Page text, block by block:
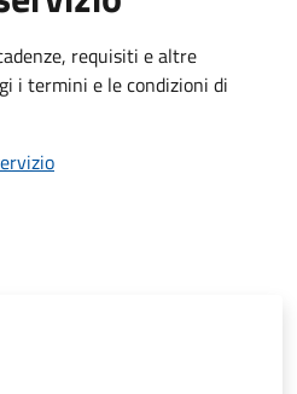
requisiti e altre
i termini e le condizioni di